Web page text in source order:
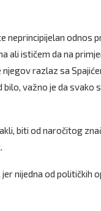
neprincipijelan odnos
ali ističem da na
razlaz sa
važno je da svako
biti od naročitog
nijedna od političkih